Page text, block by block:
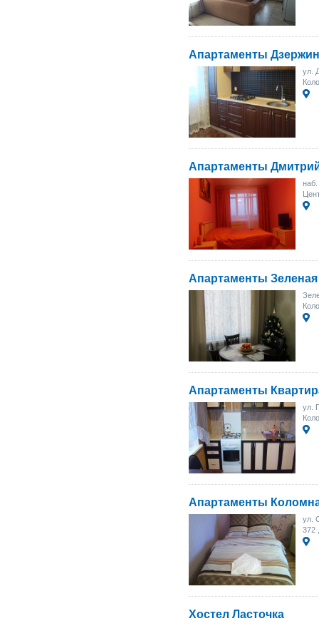
Апартаменты
ул.
Апартаменты
наб.
Апартаменты Зеленая
Апартаменты
ул.
Апартаменты
ул.
372
Хостел Ласточка